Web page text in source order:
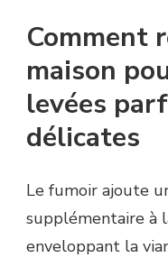
Comment
maison
levées
délicates
Le fumoir ajoute
supplémentaire à
enveloppant la